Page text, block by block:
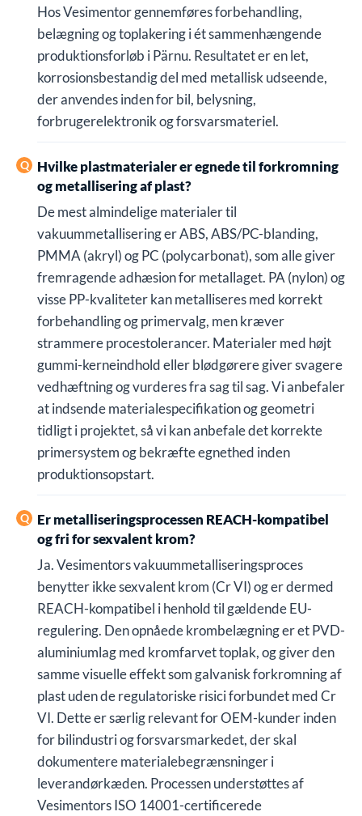
Hos Vesimentor gennemføres forbehandling,
belægning og toplakering i ét sammenhængende
produktionsforløb i Pärnu. Resultatet er en let,
korrosionsbestandig del med metallisk udseende,
der anvendes inden for bil, belysning,
forbrugerelektronik og forsvarsmateriel.
Hvilke plastmaterialer er egnede til forkromning
og metallisering af plast?
De mest almindelige materialer til
vakuummetallisering er ABS, ABS/PC-blanding,
PMMA (akryl) og PC (polycarbonat), som alle giver
fremragende adhæsion for metallaget. PA (nylon) og
visse PP-kvaliteter kan metalliseres med korrekt
forbehandling og primervalg, men kræver
strammere procestolerancer. Materialer med højt
gummi-kerneindhold eller blødgørere giver svagere
vedhæftning og vurderes fra sag til sag. Vi anbefaler
at indsende materialespecifikation og geometri
tidligt i projektet, så vi kan anbefale det korrekte
primersystem og bekræfte egnethed inden
produktionsopstart.
Er metalliseringsprocessen REACH-kompatibel
og fri for sexvalent krom?
Ja. Vesimentors vakuummetalliseringsproces
benytter ikke sexvalent krom (Cr VI) og er dermed
REACH-kompatibel i henhold til gældende EU-
regulering. Den opnåede krombelægning er et PVD-
aluminiumlag med kromfarvet toplak, og giver den
samme visuelle effekt som galvanisk forkromning af
plast uden de regulatoriske risici forbundet med Cr
VI. Dette er særlig relevant for OEM-kunder inden
for bilindustri og forsvarsmarkedet, der skal
dokumentere materialebegrænsninger i
leverandørkæden. Processen understøttes af
Vesimentors ISO 14001-certificerede